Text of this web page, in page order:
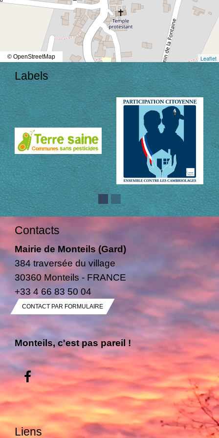
Leaflet
© OpenStreetMap
Labels
Contacts
Mairie de Monteils (Gard)
384 traversée du village
30360 Monteils - FRANCE
+33 4 66 83 50 04
CONTACT PAR FORMULAIRE
Monteils, c'est pas pareil !
Liens